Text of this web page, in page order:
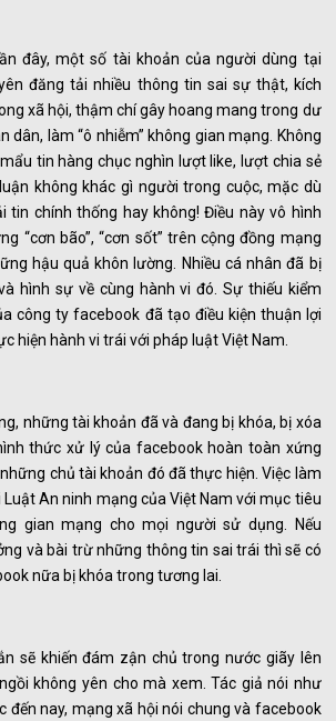
đây, một số tài khoản của người dùng tại
đăng tải nhiều thông tin sai sự thật, kích
xã hội, thậm chí gây hoang mang trong dư
dân, làm “ô nhiễm” không gian mạng. Không
tin hàng chục nghìn lượt like, lượt chia sẻ
không khác gì người trong cuộc, mặc dù
tin chính thống hay không! Điều này vô hình
“cơn bão”, “cơn sốt” trên cộng đồng mạng
hậu quả khôn lường. Nhiều cá nhân đã bị
hình sự về cùng hành vi đó. Sự thiếu kiểm
công ty facebook đã tạo điều kiện thuận lợi
hiện hành vi trái với pháp luật Việt Nam.
những tài khoản đã và đang bị khóa, bị xóa
thức xử lý của facebook hoàn toàn xứng
chủ tài khoản đó đã thực hiện. Việc làm
An ninh mạng của Việt Nam với mục tiêu
gian mạng cho mọi người sử dụng. Nếu
và bài trừ những thông tin sai trái thì sẽ có
nữa bị khóa trong tương lai.
sẽ khiến đám zận chủ trong nước giãy lên
không yên cho mà xem. Tác giả nói như
đến nay, mạng xã hội nói chung và facebook